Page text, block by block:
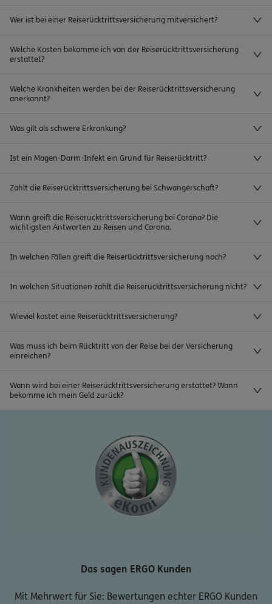
Wer ist bei einer Reiserücktrittsversicherung mitversichert?
Welche Kosten bekomme ich von der Reiserücktrittsversicherung
erstattet?
Welche Krankheiten werden bei der Reiserücktrittsversicherung
anerkannt?
Was gilt als schwere Erkrankung?
Ist ein Magen-Darm-Infekt ein Grund für Reiserücktritt?
Zahlt die Reiserücktrittsversicherung bei Schwangerschaft?
Wann greift die Reiserücktrittsversicherung bei Corona? Die
wichtigsten Antworten zu Reisen und Corona.
In welchen Fällen greift die Reiserücktrittsversicherung noch?
In welchen Situationen zahlt die Reiserücktrittsversicherung nicht?
Wieviel kostet eine Reiserücktrittsversicherung?
Was muss ich beim Rücktritt von der Reise bei der Versicherung
einreichen?
Wann wird bei einer Reiserücktrittsversicherung erstattet? Wann
bekomme ich mein Geld zurück?
Das sagen ERGO Kunden
Mit Mehrwert für Sie: Bewertungen echter ERGO Kunden